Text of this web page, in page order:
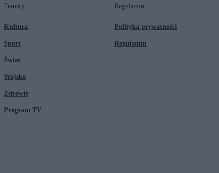
Tematy
Kultura
Sport
Świat
Wojsko
Zdrowie
Program TV
Regulamin
Polityka prywatności
Regulamin